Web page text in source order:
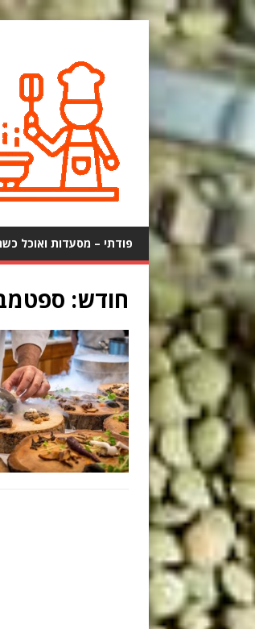
פודתי – מסעדות ואוכל
חודש: ספטמבר